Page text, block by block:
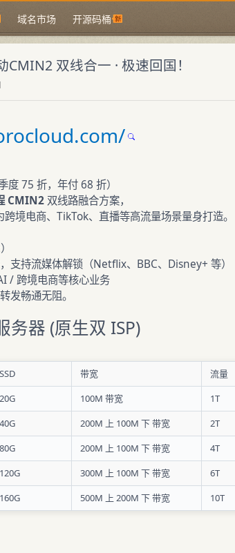
域名市场 开源码桶
双线合一 · 极速回国！
75 折，年付 68 折）
CMIN2 双线路融合方案，
境电商、TikTok、直播等高流量场景量身打造。
支持流媒体解锁（Netflix、BBC、Disney+ 等）
/ 跨境电商等核心业务
发畅通无阻。
务器 (原生双 ISP)
SSD 带宽 流量
20G 100M 带宽 1T
40G 200M 上 100M 下 带宽 2T
80G 200M 上 100M 下 带宽 4T
120G 300M 上 100M 下 带宽 6T
160G 500M 上 200M 下 带宽 10T